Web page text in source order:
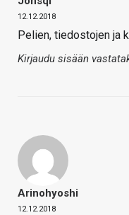
12.12.2018
Pelien, tiedostojen ja
Kirjaudu sisään
Arinohyoshi
12.12.2018